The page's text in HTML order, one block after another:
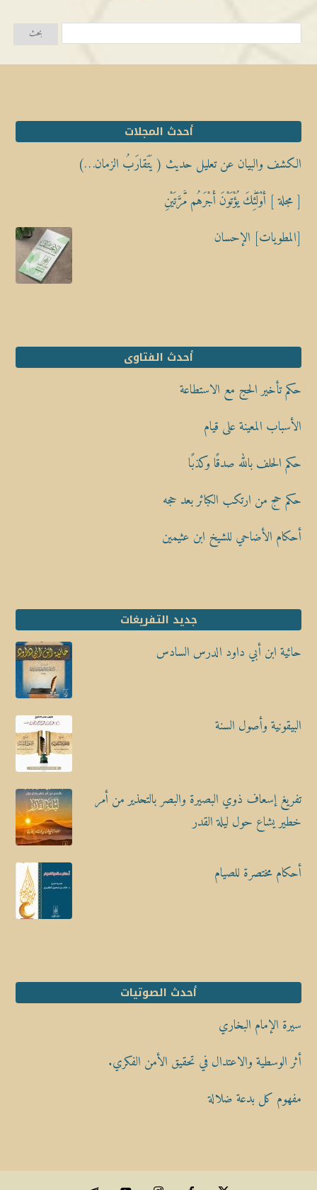
أحدث المجلات
الكشف والبيان عن تعليل حديث ( يَتَقارَبُ الزمان…)
[ مجلة ] أُوْلَٰٓئِكَ يُؤْتَوْنَ أَجْرَهُم مَّرَّتَيْنِ
[المطويات] الإحسان
أحدث الفتاوى
حكم تأخير الحج مع الاستطاعة
الأسباب المعينة على قيام
حكم الحلف بالله صدقًا وكذبًا
حكم حج من ارتكب الكبائر بعد حجه
أحكام الأضاحي للشيخ ابن عثيمين
جديد التفريغات
حائية ابن أبي داود الدرس السادس
البيقونية وأصول السنة
تفريغ إسعاف ذوي البصيرة والبصر بالتحذير من أمر
خطير يشاع حول ليلة القدر
أحكام مختصرة للصيام
أحدث الصوتيات
سيرة الإمام البخاري
أثر الوسطية والاعتدال في تحقيق الأمن الفكري.
مفهوم كل بدعة ضلالة